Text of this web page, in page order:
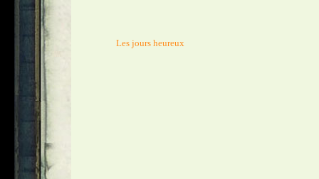
                  Les jours heureux